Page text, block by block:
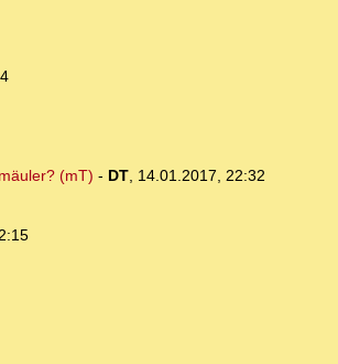
(mT) - DT, 14.01.2017, 22:32